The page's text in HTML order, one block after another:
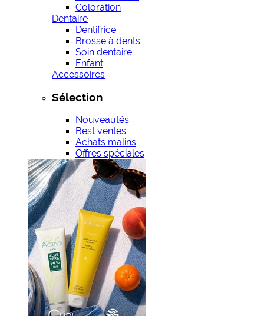
Coloration
Dentaire
Dentifrice
Brosse à dents
Soin dentaire
Enfant
Accessoires
Sélection
Nouveautés
Best ventes
Achats malins
Offres spéciales